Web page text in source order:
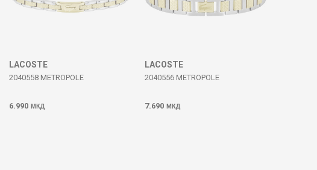
LACOSTE
2040558 METROPOLE
6.990 МКД
LACOSTE
2040556 METROPOLE
7.690 МКД